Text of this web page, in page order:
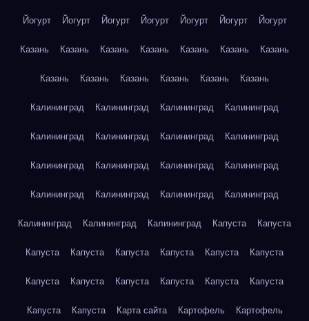
Йогурт Йогурт Йогурт Йогурт Йогурт Йогурт Йогурт
Казань Казань Казань Казань Казань Казань Казань
Казань Казань Казань Казань Казань Казань
Калининград Калининград Калининград Калининград
Калининград Калининград Калининград Калининград
Калининград Калининград Калининград Калининград
Калининград Калининград Калининград Калининград
Калининград Калининград Калининград Капуста Капуста
Капуста Капуста Капуста Капуста Капуста Капуста
Капуста Капуста Капуста Капуста Капуста Капуста
Капуста Капуста Карта сайта Картофель Картофель